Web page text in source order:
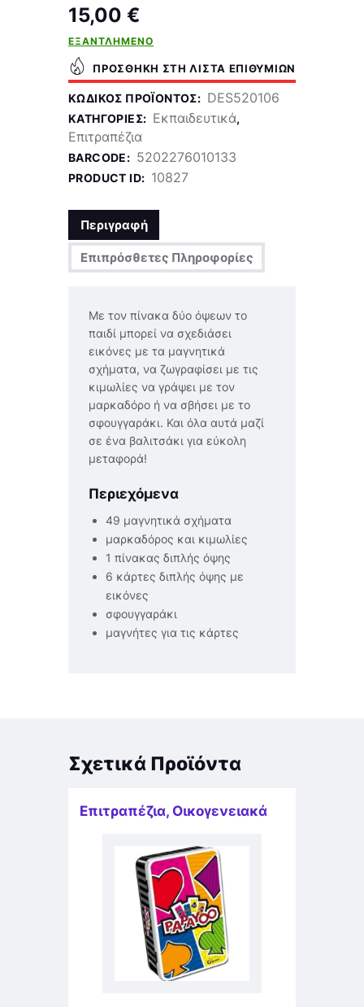
15,00 €
ΕΞΑΝΤΛΗΜΈΝΟ
ΠΡΟΣΘΉΚΗ ΣΤΗ ΛΊΣΤΑ ΕΠΙΘΥΜΙΏΝ
ΚΩΔΙΚΌΣ ΠΡΟΪΌΝΤΟΣ: DES520106
ΚΑΤΗΓΟΡΊΕΣ: Εκπαιδευτικά,
Επιτραπέζια
BARCODE: 5202276010133
PRODUCT ID: 10827
Περιγραφή
Επιπρόσθετες Πληροφορίες
Με τον πίνακα δύο όψεων το
παιδί μπορεί να σχεδιάσει
εικόνες με τα μαγνητικά
σχήματα, να ζωγραφίσει με τις
κιμωλίες να γράψει με τον
μαρκαδόρο ή να σβήσει με το
σφουγγαράκι. Και όλα αυτά μαζί
σε ένα βαλιτσάκι για εύκολη
μεταφορά!
Περιεχόμενα
49 μαγνητικά σχήματα
μαρκαδόρος και κιμωλίες
1 πίνακας διπλής όψης
6 κάρτες διπλής όψης με
εικόνες
σφουγγαράκι
μαγνήτες για τις κάρτες
Σχετικά Προϊόντα
Επιτραπέζια, Οικογενειακά